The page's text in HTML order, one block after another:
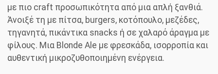
με πιο craft προσωπικότητα από μια απλή ξανθιά.
Άνοιξέ τη με πίτσα, burgers, κοτόπουλο, μεζέδες,
τηγανητά, πικάντικα snacks ή σε χαλαρό άραγμα με
φίλους. Μια Blonde Ale με φρεσκάδα, ισορροπία και
αυθεντική μικροζυθοποιημένη ενέργεια.